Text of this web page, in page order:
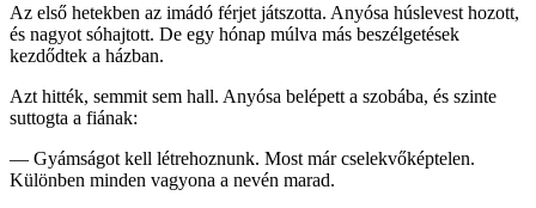
Az első hetekben az imádó férjet játszotta. Anyósa húslevest hozott,
és nagyot sóhajtott. De egy hónap múlva más beszélgetések
kezdődtek a házban.
Azt hitték, semmit sem hall. Anyósa belépett a szobába, és szinte
suttogta a fiának:
— Gyámságot kell létrehoznunk. Most már cselekvőképtelen.
Különben minden vagyona a nevén marad.